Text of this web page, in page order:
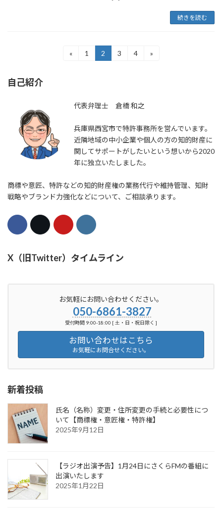
続きを読む
の
«
固
1
固
定
2
固
3
固
4 »
自己紹介
代表弁理士 倉橋 和之
兵庫県西宮市で特許事務所を営んでいます。
近隣地域の中小企業や個人の方の知的財産に
関してサポートがしたいという想いから2020
年に独立いたしました。
商標や意匠、特許などの知的財産権の業務代行や維持管理、知財
戦略やブランド力強化などについて、ご相談承ります。
X（旧Twitter）タイムライン
お気軽にお問い合わせください。
050-6861-3827
受付時間 9:00-18:00 [ 土・日・祝日除く ]
お問い合わせはこちら
お気軽にお問合せください。
新着投稿
氏名（名称）変更・住所変更の手続と必要性につ
いて【商標権・意匠権・特許権】
2025年9月12日
【ラジオ出演予告】1月24日にさくらFMの番組に
出演いたします
2025年1月22日